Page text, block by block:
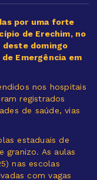
por uma forte
de Erechim, no
deste domingo
Emergência em
nos hospitais
registrados
de saúde, vias
estaduais de
granizo. As aulas
nas escolas
com vagas